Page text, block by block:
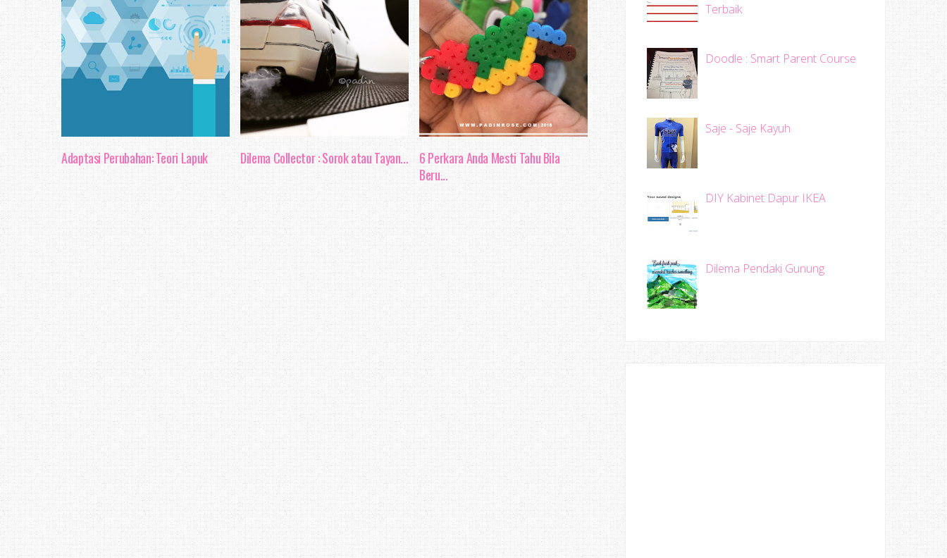
arahan, kemungkinan besar kerja tidak dapat di lakukan
dengan sempurna dan boleh jadi mengundang kecelakaan.
Selain itu, fokus juga boleh mewujudkan komunikasi
berkesan. Seperti yang di nyatakan dalam blog entri lalu,
komunikasi berkesan dalam organisasidapat melahirkan
suasana kerja yang harmoni dan berkualiti. Keadaan
sebegini memberi kesan positif baik kepada produktiviti
dan juga individu.
Justeru, dalam apa jua bentuk komunikasi, kita perlu
fokus dan memberi sepenuh tumpuan supaya kita tidak akan
melakukan kesilapan. Baik di pejabat, sekolah, padang
mahupun di ruangan sosial - internet, telefon kita perlu
mengamalkan konsep komunikasi berkesan.
Adaptasi Perubahan: Teori Lapuk Dilema Collector : Sorok atau Tayan...
6 Perkara Anda Mesti Tahu Bila
Beru...
Terbaik
Doodle : Smart Parent Course
Saje - Saje Kayuh
DIY Kabinet Dapur IKEA
Dilema Pendaki Gunung